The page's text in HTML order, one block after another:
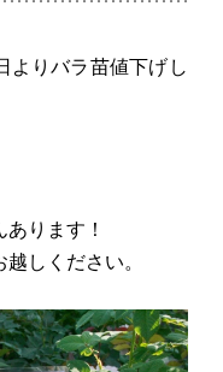
よりバラ苗値下げし
ります！
しください。